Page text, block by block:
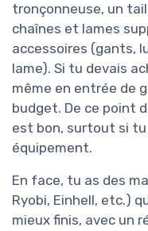
tronçonneuse, un
chaînes et lames
accessoires (gants,
lame). Si tu devais
même en entrée de
budget. De ce point
est bon, surtout si tu
équipement.
En face, tu as des
Ryobi, Einhell, etc.)
mieux finis, avec un